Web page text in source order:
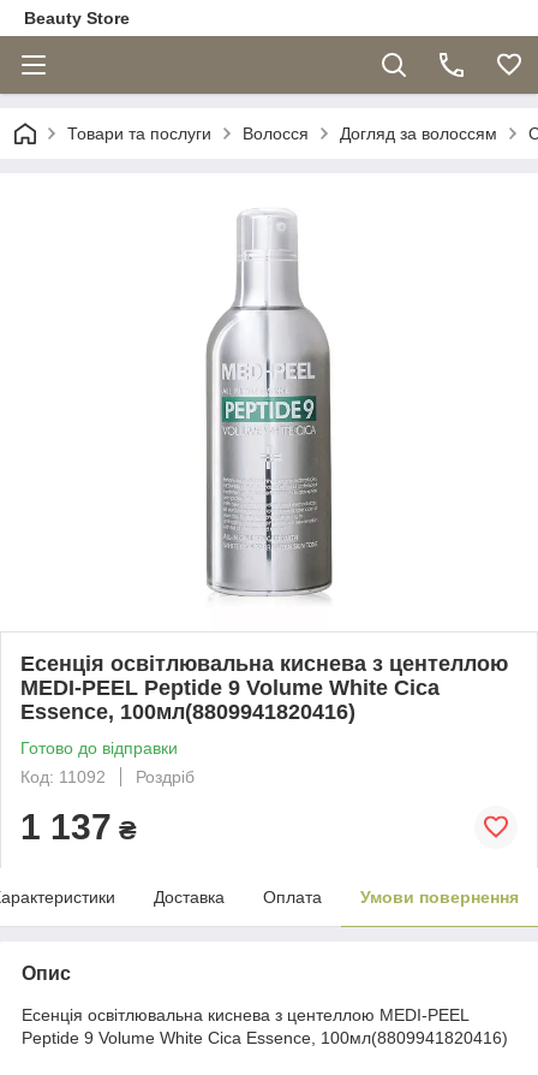
Beauty Store
Товари та послуги Волосся Догляд за волоссям
Есенція освітлювальна киснева з центеллою
MEDI-PEEL Peptide 9 Volume White Cica
Essence, 100мл(8809941820416)
Готово до відправки
Код: 11092
Роздріб
1 137 ₴
Доставка Оплата Умови повернення
Опис
Есенція освітлювальна киснева з центеллою MEDI-PEEL
Peptide 9 Volume White Cica Essence, 100мл(8809941820416)